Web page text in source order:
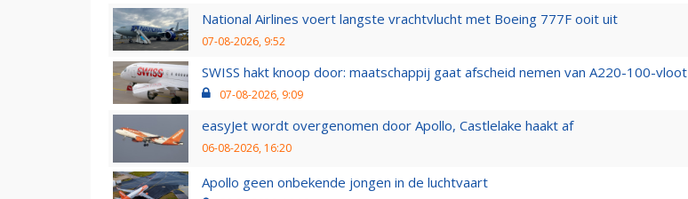
National Airlines voert langste vrachtvlucht met Boeing 777F ooit uit
07-08-2026, 9:52
SWISS hakt knoop door: maatschappij gaat afscheid nemen van A220-100-vloot
07-08-2026, 9:09
easyJet wordt overgenomen door Apollo, Castlelake haakt af
06-08-2026, 16:20
Apollo geen onbekende jongen in de luchtvaart